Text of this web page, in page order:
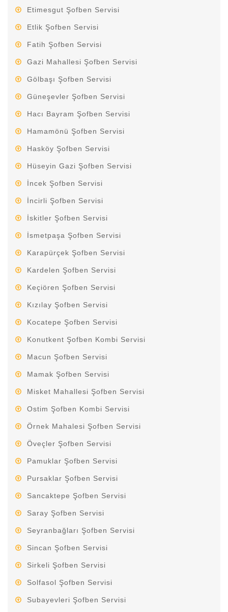
Etimesgut Şofben Servisi
Etlik Şofben Servisi
Fatih Şofben Servisi
Gazi Mahallesi Şofben Servisi
Gölbaşı Şofben Servisi
Güneşevler Şofben Servisi
Hacı Bayram Şofben Servisi
Hamamönü Şofben Servisi
Hasköy Şofben Servisi
Hüseyin Gazi Şofben Servisi
İncek Şofben Servisi
İncirli Şofben Servisi
İskitler Şofben Servisi
İsmetpaşa Şofben Servisi
Karapürçek Şofben Servisi
Kardelen Şofben Servisi
Keçiören Şofben Servisi
Kızılay Şofben Servisi
Kocatepe Şofben Servisi
Konutkent Şofben Kombi Servisi
Macun Şofben Servisi
Mamak Şofben Servisi
Misket Mahallesi Şofben Servisi
Ostim Şofben Kombi Servisi
Örnek Mahalesi Şofben Servisi
Öveçler Şofben Servisi
Pamuklar Şofben Servisi
Pursaklar Şofben Servisi
Sancaktepe Şofben Servisi
Saray Şofben Servisi
Seyranbağları Şofben Servisi
Sincan Şofben Servisi
Sirkeli Şofben Servisi
Solfasol Şofben Servisi
Subayevleri Şofben Servisi